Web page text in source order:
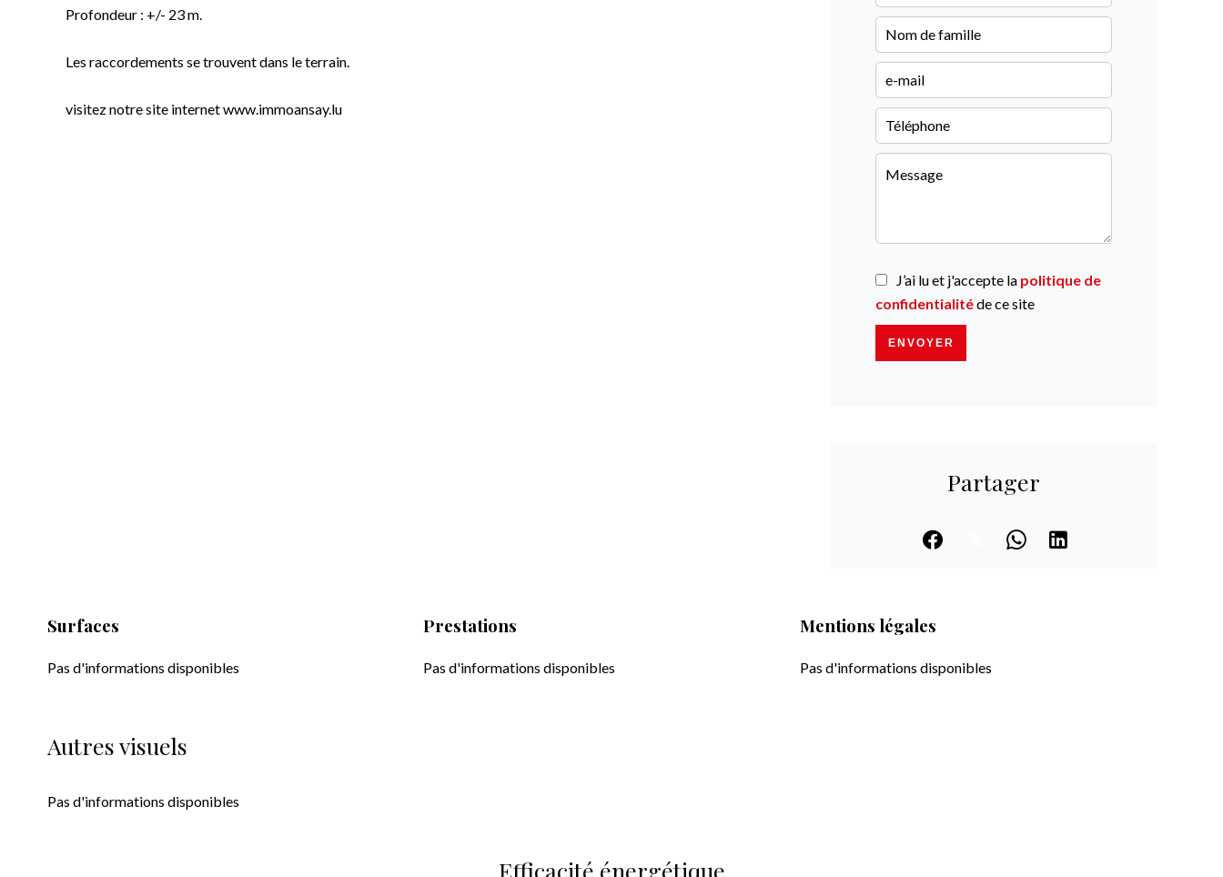
Profondeur : +/- 23 m.
Les raccordements se trouvent dans le terrain.
visitez notre site internet www.immoansay.lu
J’ai lu et j'accepte la politique de
confidentialitéde ce site
ENVOYER
Partager
Surfaces
Pas d'informations disponibles
Prestations
Pas d'informations disponibles
Mentions légales
Pas d'informations disponibles
Autres visuels
Pas d'informations disponibles
Efficacité énergétique